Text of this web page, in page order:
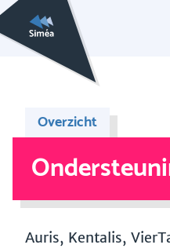
Overzicht
Auris, Kentalis,